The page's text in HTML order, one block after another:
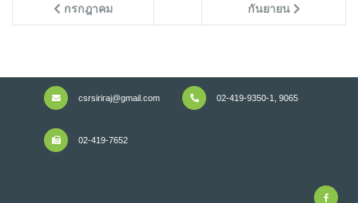
กรกฎาคม กันยายน
csrsiriraj@gmail.com 02-419-9350-1, 9065
02-419-7652